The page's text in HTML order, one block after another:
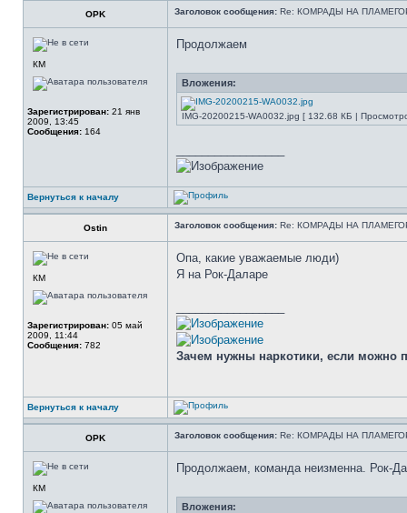
OPK Заголовок сообщения: Re: КОМРАДЫ НА
КМ
Зарегистрирован: 21 янв
2009, 13:45
Сообщения: 164
Продолжаем
Вложения:
IMG-20200215-WA0032.jpg [ 132.68 КБ |
Вернуться к началу
Оstin Заголовок сообщения: Re: КОМРАДЫ НА
КМ
Зарегистрирован: 05 май
2009, 11:44
Сообщения: 782
Опа, какие уважаемые люди)
Я на Рок-Даларе
Зачем нужны наркотики, если можно
Вернуться к началу
OPK Заголовок сообщения: Re: КОМРАДЫ НА
КМ
Продолжаем, команда неизменна. Рок-
Вложения: